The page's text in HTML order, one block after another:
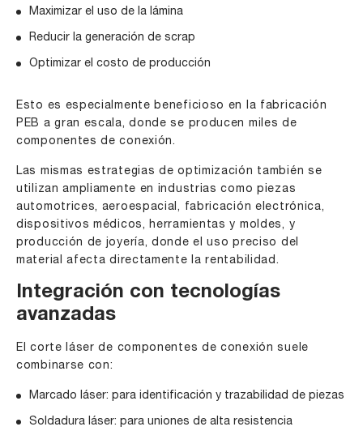
Maximizar el uso de la lámina
Reducir la generación de scrap
Optimizar el costo de producción
Esto es especialmente beneficioso en la fabricación
PEB a gran escala, donde se producen miles de
componentes de conexión.
Las mismas estrategias de optimización también se
utilizan ampliamente en industrias como piezas
automotrices, aeroespacial, fabricación electrónica,
dispositivos médicos, herramientas y moldes, y
producción de joyería, donde el uso preciso del
material afecta directamente la rentabilidad.
Integración con tecnologías
avanzadas
El corte láser de componentes de conexión suele
combinarse con:
Marcado láser: para identificación y trazabilidad de piezas
Soldadura láser: para uniones de alta resistencia